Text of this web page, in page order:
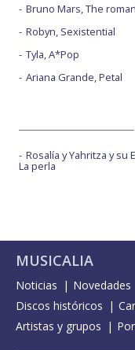
Bruno Mars, The
Robyn, Sexistential
Tyla, A*Pop
Ariana Grande, Petal
Rosalía y Yahritza y su
La perla
MUSICALIA
Noticias Novedades
Discos históricos
Artistas y grupos